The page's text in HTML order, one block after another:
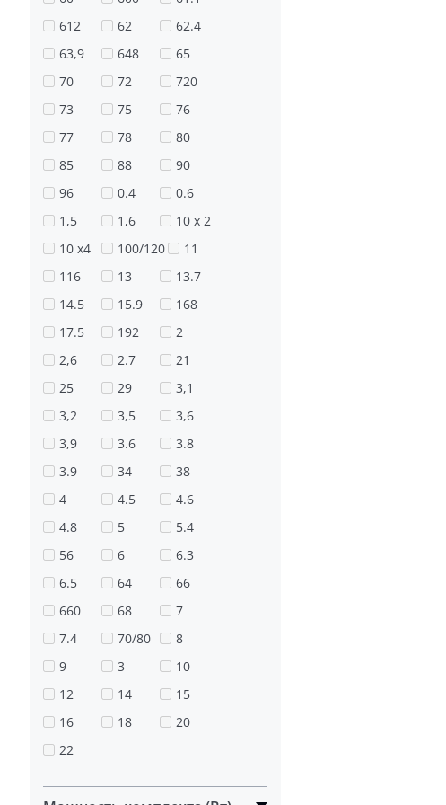
612
62
62.4
63,9
648
65
70
72
720
73
75
76
77
78
80
85
88
90
96
0.4
0.6
1,5
1,6
10 х 2
10 х4
100/120
11
116
13
13.7
14.5
15.9
168
17.5
192
2
2,6
2.7
21
25
29
3,1
3,2
3,5
3,6
3,9
3.6
3.8
3.9
34
38
4
4.5
4.6
4.8
5
5.4
56
6
6.3
6.5
64
66
660
68
7
7.4
70/80
8
9
3
10
12
14
15
16
18
20
22